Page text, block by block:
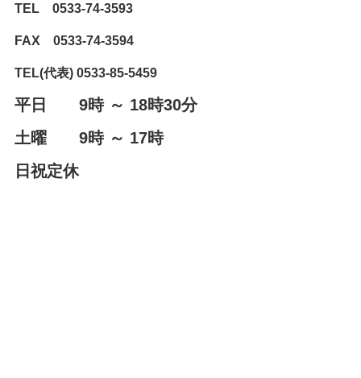
TEL 0533-74-3593
FAX 0533-74-3594
TEL(代表) 0533-85-5459
平日 9時 ～ 18時30分
土曜 9時 ～ 17時
日祝定休